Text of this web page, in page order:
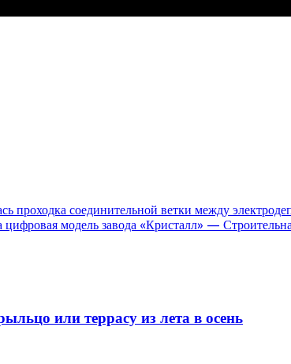
проходка соединительной ветки между
цифровая модель завода «Кристалл» —
или террасу из лета в осень